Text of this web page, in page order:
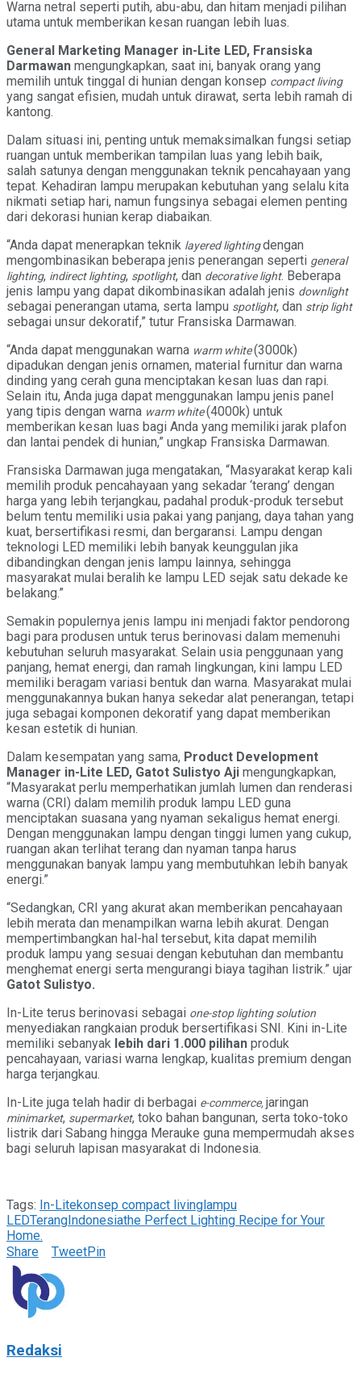
Warna netral seperti putih, abu-abu, dan hitam menjadi pilihan
utama untuk memberikan kesan ruangan lebih luas.
General Marketing Manager in-Lite LED, Fransiska
Darmawan mengungkapkan, saat ini, banyak orang yang
memilih untuk tinggal di hunian dengan konsep compact living
yang sangat efisien, mudah untuk dirawat, serta lebih ramah di
kantong.
Dalam situasi ini, penting untuk memaksimalkan fungsi setiap
ruangan untuk memberikan tampilan luas yang lebih baik,
salah satunya dengan menggunakan teknik pencahayaan yang
tepat. Kehadiran lampu merupakan kebutuhan yang selalu kita
nikmati setiap hari, namun fungsinya sebagai elemen penting
dari dekorasi hunian kerap diabaikan.
“Anda dapat menerapkan teknik layered lightingdengan
mengombinasikan beberapa jenis penerangan seperti general
lighting, indirect lighting, spotlight, dan decorative light. Beberapa
jenis lampu yang dapat dikombinasikan adalah jenis downlight
sebagai penerangan utama, serta lampu spotlight, dan strip light
sebagai unsur dekoratif,” tutur Fransiska Darmawan.
“Anda dapat menggunakan warna warm white(3000k)
dipadukan dengan jenis ornamen, material furnitur dan warna
dinding yang cerah guna menciptakan kesan luas dan rapi.
Selain itu, Anda juga dapat menggunakan lampu jenis panel
yang tipis dengan warna warm white(4000k) untuk
memberikan kesan luas bagi Anda yang memiliki jarak plafon
dan lantai pendek di hunian,” ungkap Fransiska Darmawan.
Fransiska Darmawan juga mengatakan, “Masyarakat kerap kali
memilih produk pencahayaan yang sekadar ‘terang’ dengan
harga yang lebih terjangkau, padahal produk-produk tersebut
belum tentu memiliki usia pakai yang panjang, daya tahan yang
kuat, bersertifikasi resmi, dan bergaransi. Lampu dengan
teknologi LED memiliki lebih banyak keunggulan jika
dibandingkan dengan jenis lampu lainnya, sehingga
masyarakat mulai beralih ke lampu LED sejak satu dekade ke
belakang.”
Semakin populernya jenis lampu ini menjadi faktor pendorong
bagi para produsen untuk terus berinovasi dalam memenuhi
kebutuhan seluruh masyarakat. Selain usia penggunaan yang
panjang, hemat energi, dan ramah lingkungan, kini lampu LED
memiliki beragam variasi bentuk dan warna. Masyarakat mulai
menggunakannya bukan hanya sekedar alat penerangan, tetapi
juga sebagai komponen dekoratif yang dapat memberikan
kesan estetik di hunian.
Dalam kesempatan yang sama, Product Development
Manager in-Lite LED, Gatot Sulistyo Aji mengungkapkan,
“Masyarakat perlu memperhatikan jumlah lumen dan renderasi
warna (CRI) dalam memilih produk lampu LED guna
menciptakan suasana yang nyaman sekaligus hemat energi.
Dengan menggunakan lampu dengan tinggi lumen yang cukup,
ruangan akan terlihat terang dan nyaman tanpa harus
menggunakan banyak lampu yang membutuhkan lebih banyak
energi.”
“Sedangkan, CRI yang akurat akan memberikan pencahayaan
lebih merata dan menampilkan warna lebih akurat. Dengan
mempertimbangkan hal-hal tersebut, kita dapat memilih
produk lampu yang sesuai dengan kebutuhan dan membantu
menghemat energi serta mengurangi biaya tagihan listrik.” ujar
Gatot Sulistyo.
In-Lite terus berinovasi sebagai one-stop lighting solution
menyediakan rangkaian produk bersertifikasi SNI. Kini in-Lite
memiliki sebanyak lebih dari 1.000 pilihan produk
pencahayaan, variasi warna lengkap, kualitas premium dengan
harga terjangkau.
In-Lite juga telah hadir di berbagai e-commerce,jaringan
minimarket, supermarket, toko bahan bangunan, serta toko-toko
listrik dari Sabang hingga Merauke guna mempermudah akses
bagi seluruh lapisan masyarakat di Indonesia.
Tags: In-Litekonsep compact livinglampu
LEDTerangIndonesiathe Perfect Lighting Recipe for Your
Home.
Share
TweetPin
Redaksi